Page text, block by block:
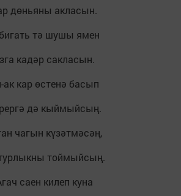
дөньяны акласын.
тә шушы ямен
кадәр сакласын.
ак кар өстенә басып
дә кыймыйсың.
чагын күзәтмәсәң,
тоймыйсың.
саен килеп куна